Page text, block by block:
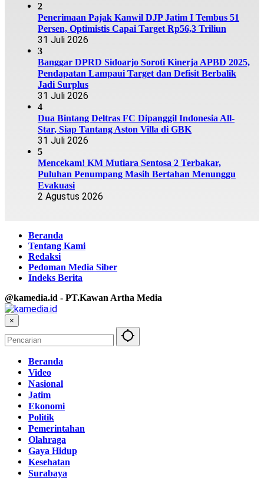
2
Penerimaan Pajak Kanwil DJP Jatim I Tembus 51
Persen, Optimistis Capai Target Rp56,3 Triliun
31 Juli 2026
3
Banggar DPRD Sidoarjo Soroti Kinerja APBD 2025,
Pendapatan Lampaui Target dan Defisit Berbalik
Jadi Surplus
31 Juli 2026
4
Dua Bintang Deltras FC Dipanggil Indonesia All-
Star, Siap Tantang Aston Villa di GBK
31 Juli 2026
5
Mencekam! KM Mutiara Sentosa 2 Terbakar,
Puluhan Penumpang Masih Bertahan Menunggu
Evakuasi
2 Agustus 2026
Beranda
Tentang Kami
Redaksi
Pedoman Media Siber
Indeks Berita
@kamedia.id - PT.Kawan Artha Media
×
Beranda
Video
Nasional
Jatim
Ekonomi
Politik
Pemerintahan
Olahraga
Gaya Hidup
Kesehatan
Surabaya